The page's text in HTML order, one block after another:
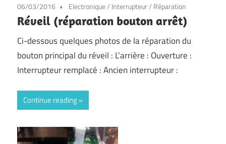
06/03/2016 Electronique/ Interrupteur/ Réparation
Réveil (réparation bouton arrêt)
Ci-dessous quelques photos de la réparation du
bouton principal du réveil : L’arrière : Ouverture :
Interrupteur remplacé : Ancien interrupteur :
Continue reading